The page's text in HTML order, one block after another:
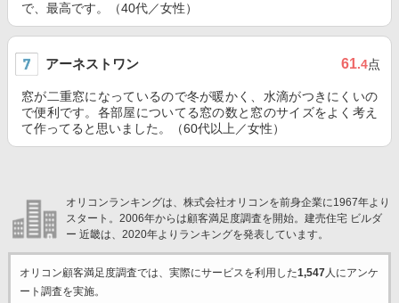
で、最高です。（40代／女性）
アーネストワン 61.4点
窓が二重窓になっているので冬が暖かく、水滴がつきにくいの
で便利です。各部屋についてる窓の数と窓のサイズをよく考え
て作ってると思いました。（60代以上／女性）
オリコンランキングは、株式会社オリコンを前身企業に1967年より
スタート。2006年からは顧客満足度調査を開始。建売住宅 ビルダ
ー 近畿は、2020年よりランキングを発表しています。
オリコン顧客満足度調査では、実際にサービスを利用した1,547人にアンケ
ート調査を実施。